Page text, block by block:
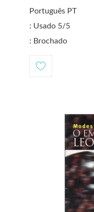
Português PT
: Usado 5/5
: Brochado